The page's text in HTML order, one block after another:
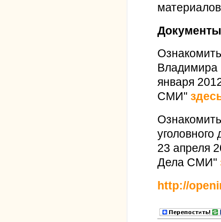
Документы
Владимира
января
СМИ"
23 апреля
Дела СМИ"
http://